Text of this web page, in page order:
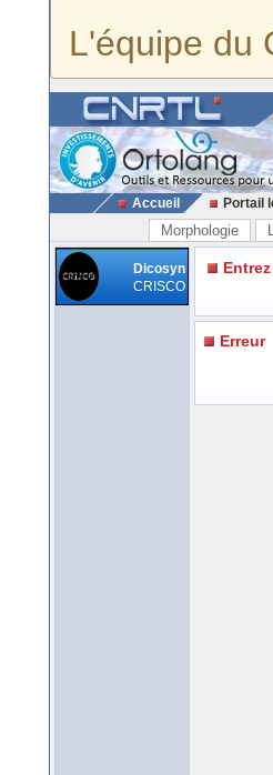
L'équipe du
Accueil Portail
Morphologie
Dicosyn
CRISCO
Erreur